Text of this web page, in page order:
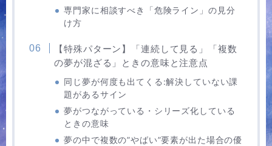
専門家に相談すべき「危険ライン」の見分
け方
【特殊パターン】「連続して見る」「複数
の夢が混ざる」ときの意味と注意点
同じ夢が何度も出てくる:解決していない課
題があるサイン
夢がつながっている・シリーズ化している
ときの意味
夢の中で複数の”やばい”要素が出た場合の優